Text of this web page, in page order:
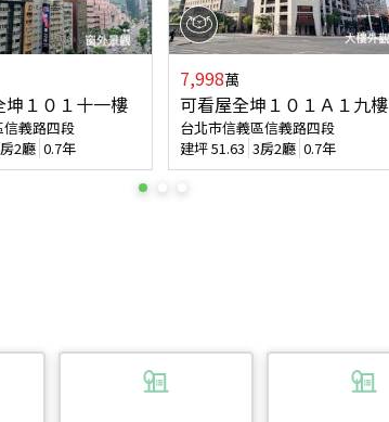
坤１０１十一樓
信義路四段
2廳 0.7年
7,998萬
可看屋全坤１０１Ａ１九樓
台北市信義區信義路四段
建坪51.63 3房2廳 0.7年